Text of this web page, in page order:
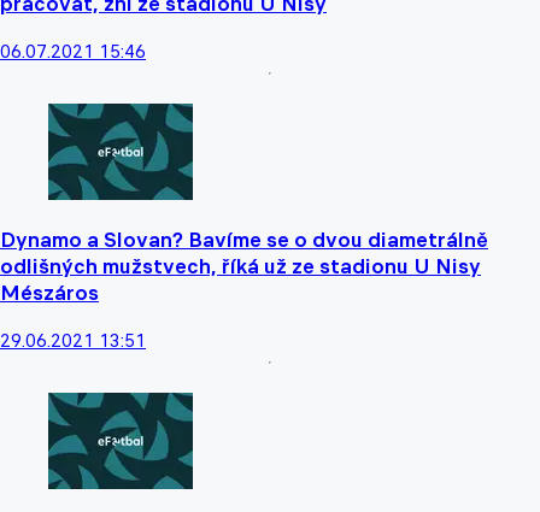
06.07.2021 15:46
Dynamo a Slovan? Bavíme se o dvou diametrálně
odlišných mužstvech, říká už ze stadionu U Nisy
Mészáros
29.06.2021 13:51